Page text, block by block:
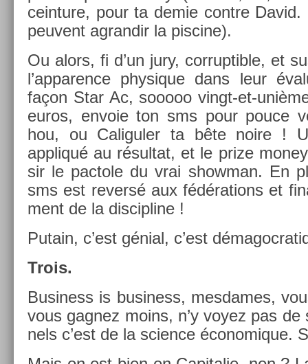
cein­ture, pour ta demie con­tre
peuvent ag­randir la pis­cine).
Ou alors, fi d’un jury, cor­rup­tible, et
l’ap­par­ence physique dans leur
façon Star Ac, sooooo vingt-et-
euros, en­voie ton sms pour pouce
hou, ou Caligul­er ta bête noire !
appliqué au résul­tat, et le prize
sir le pac­tole du vrai show­man. En
sms est re­v­ersé aux fédéra­tions et
ment de la dis­cip­line !
Putain, c’est génial, c’est
Trois.
Busi­ness is busi­ness, mes­dames,
vous gag­nez moins, n’y voyez pas
nels c’est de la sci­ence écon­omique.